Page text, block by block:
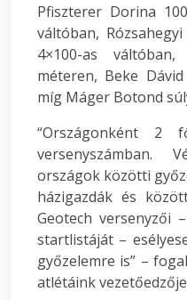
Pfiszterer Dorina
váltóban,
4×100-as
méteren, Beke
míg Máger Botond
“Országonként 2
versenyszámban.
országok közötti
házigazdák és
Geotech versenyzői
startlistáját –
győzelemre is” –
atlétáink